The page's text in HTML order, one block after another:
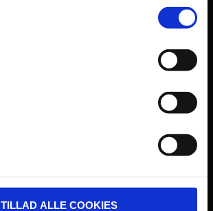
TILLAD ALLE COOKIES